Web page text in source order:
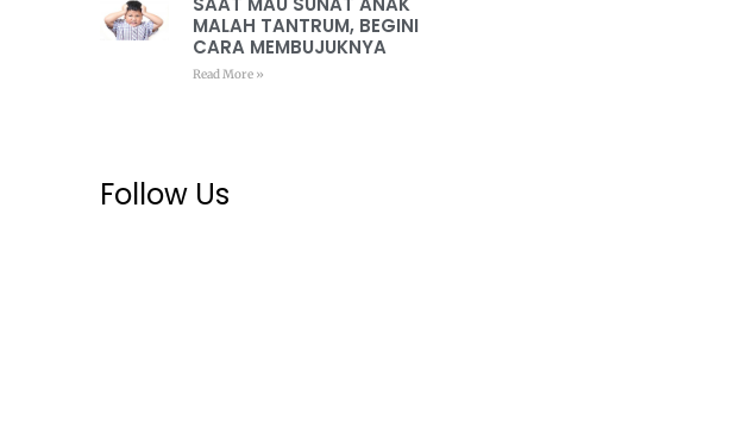
MALAH TANTRUM, BEGINI
CARA MEMBUJUKNYA
Read More »
Follow Us